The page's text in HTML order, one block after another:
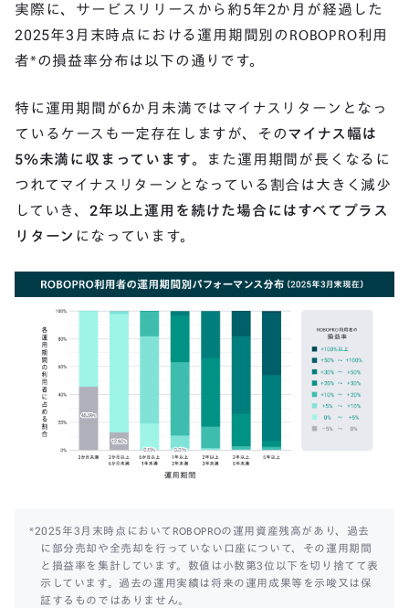
実際に、サービスリリースから約5年2か月が経過した
2025年3月末時点における運用期間別のROBOPRO利用
者*の損益率分布は以下の通りです。
特に運用期間が6か月未満ではマイナスリターンとなっ
ているケースも一定存在しますが、そのマイナス幅は
5％未満に収まっています。また運用期間が長くなるに
つれてマイナスリターンとなっている割合は大きく減少
していき、 2年以上運用を続けた場合にはすべてプラス
リターン になっています。
*2025年3月末時点においてROBOPROの運用資産残高があり、過去
に部分売却や全売却を行っていない口座について、その運用期間
と損益率を集計しています。数値は小数第3位以下を切り捨てて表
示しています。過去の運用実績は将来の運用成果等を示唆又は保
証するものではありません。